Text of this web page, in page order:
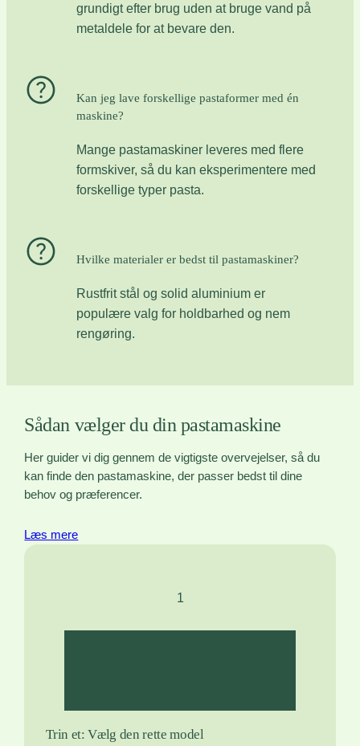
grundigt efter brug uden at bruge vand på
metaldele for at bevare den.
Kan jeg lave forskellige pastaformer med én
maskine?
Mange pastamaskiner leveres med flere
formskiver, så du kan eksperimentere med
forskellige typer pasta.
Hvilke materialer er bedst til pastamaskiner?
Rustfrit stål og solid aluminium er
populære valg for holdbarhed og nem
rengøring.
Sådan vælger du din pastamaskine
Her guider vi dig gennem de vigtigste overvejelser, så du
kan finde den pastamaskine, der passer bedst til dine
behov og præferencer.
Læs mere
1
Trin et: Vælg den rette model